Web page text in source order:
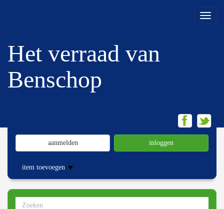
Menu
Het verraad van
Benschop
aanmelden inloggen
item toevoegen